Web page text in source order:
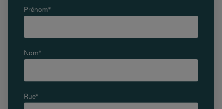
Prénom*
Nom*
Rue*